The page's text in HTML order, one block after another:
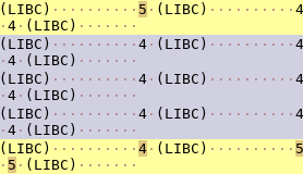
(LIBC) · · · · · · · · · · 5 · (LIBC) · · · · · · · · · · 4
· 4 · (LIBC) · · · · · · ·
(LIBC) · · · · · · · · · · 4 · (LIBC) · · · · · · · · · · 4
· 4 · (LIBC) · · · · · · ·
(LIBC) · · · · · · · · · · 4 · (LIBC) · · · · · · · · · · 4
· 4 · (LIBC) · · · · · · ·
(LIBC) · · · · · · · · · · 4 · (LIBC) · · · · · · · · · · 4
· 4 · (LIBC) · · · · · · ·
(LIBC) · · · · · · · · · · 4 · (LIBC) · · · · · · · · · · 5
· 5 · (LIBC) · · · · · · ·